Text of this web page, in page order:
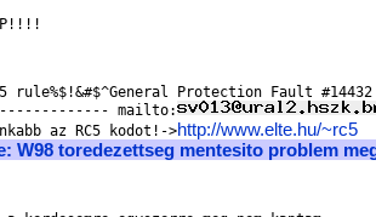
rule%$!&#$^General Protection Fault #14432
mailto:
az RC5 kodot!->http://www.elte.hu/~rc5
W98 toredezettseg mentesito problem